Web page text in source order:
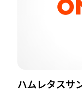
ハムレタスサ